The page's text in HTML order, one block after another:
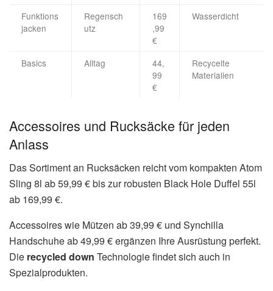
Funktions
jacken
Regensch
utz
169
,99
€
Wasserdicht
Basics Alltag
44,
99
€
Recycelte
Materialien
Accessoires und Rucksäcke für jeden
Anlass
Das Sortiment an Rucksäcken reicht vom kompakten Atom
Sling 8l ab 59,99 € bis zur robusten Black Hole Duffel 55l
ab 169,99 €.
Accessoires wie Mützen ab 39,99 € und Synchilla
Handschuhe ab 49,99 € ergänzen Ihre Ausrüstung perfekt.
Die recycled down Technologie findet sich auch in
Spezialprodukten.